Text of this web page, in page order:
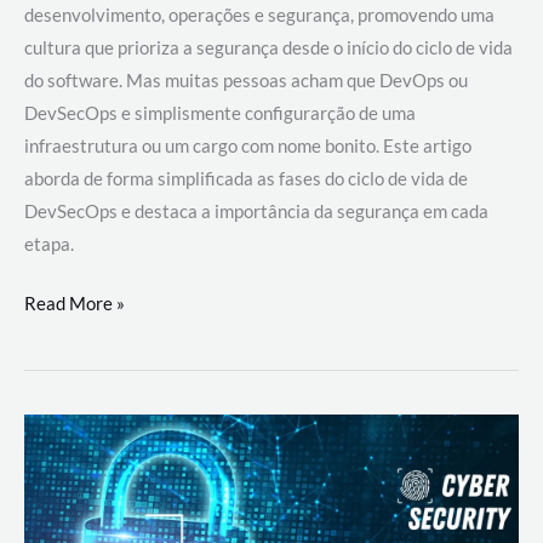
desenvolvimento, operações e segurança, promovendo uma
cultura que prioriza a segurança desde o início do ciclo de vida
do software. Mas muitas pessoas acham que DevOps ou
DevSecOps e simplismente configurarção de uma
infraestrutura ou um cargo com nome bonito. Este artigo
aborda de forma simplificada as fases do ciclo de vida de
DevSecOps e destaca a importância da segurança em cada
etapa.
DevSecOps
Prática:
Desenvolvimento,
Segurança
e
Operações
Read More »